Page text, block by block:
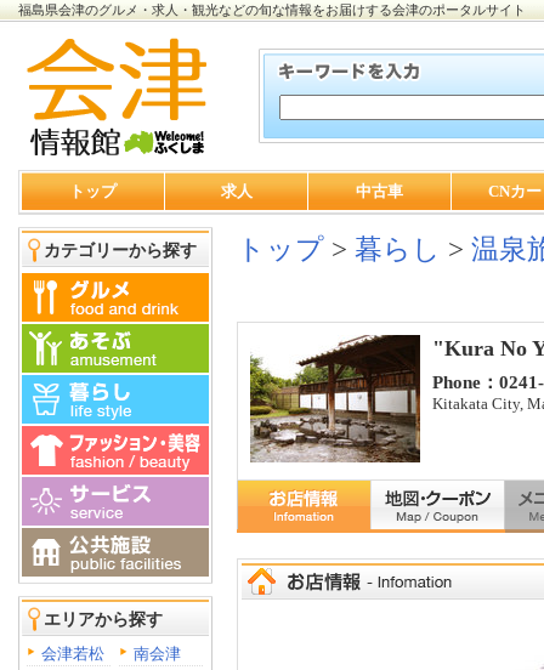
福島県会津のグルメ・求人・観光などの旬な情報をお届けする会津のポータルサイト
トップ 求人 中古車 CNカ
カテゴリーから探す
エリアから探す
会津若松
南会津
トップ > 暮らし > 温泉
"Kura No
Phone：
Kitakata City,